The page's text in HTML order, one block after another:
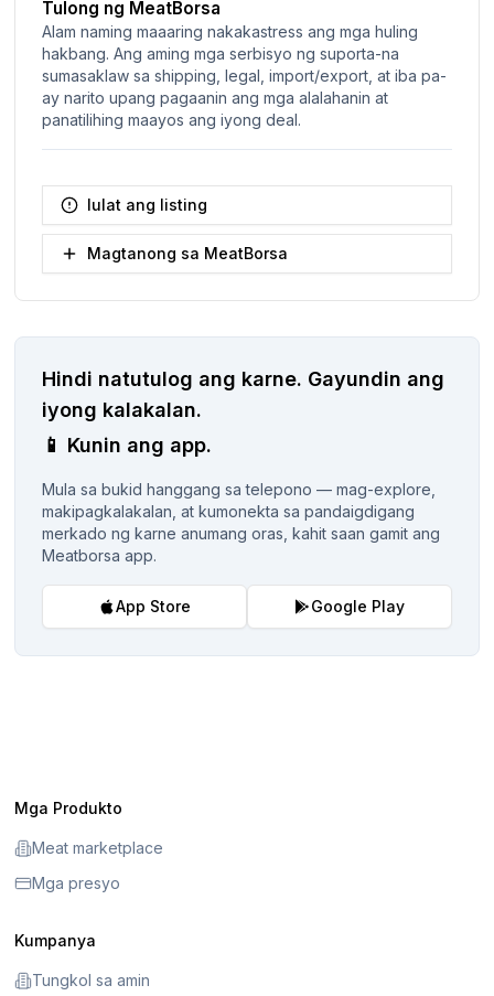
Tulong ng MeatBorsa
Alam naming maaaring nakakastress ang mga huling
hakbang. Ang aming mga serbisyo ng suporta-na
sumasaklaw sa shipping, legal, import/export, at iba pa-
ay narito upang pagaanin ang mga alalahanin at
panatilihing maayos ang iyong deal.
Iulat ang listing
Magtanong sa MeatBorsa
Hindi natutulog ang karne. Gayundin ang
iyong kalakalan.
📱 Kunin ang app.
Mula sa bukid hanggang sa telepono — mag-explore,
makipagkalakalan, at kumonekta sa pandaigdigang
merkado ng karne anumang oras, kahit saan gamit ang
Meatborsa app.
App Store Google Play
Mga Produkto
Meat marketplace
Mga presyo
Kumpanya
Tungkol sa amin